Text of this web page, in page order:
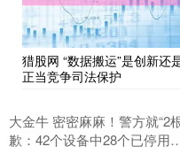
猎股网 “数据搬运”是创新还
正当竞争司法保护
大金牛 密密麻麻！警方就“2
歉：42个设备中28个已停